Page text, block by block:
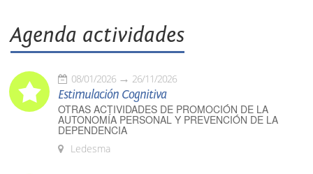
Agenda actividades
08/01/2026 26/11/2026
Estimulación Cognitiva
OTRAS ACTIVIDADES DE PROMOCIÓN DE LA
AUTONOMÍA PERSONAL Y PREVENCIÓN DE LA
DEPENDENCIA
Ledesma